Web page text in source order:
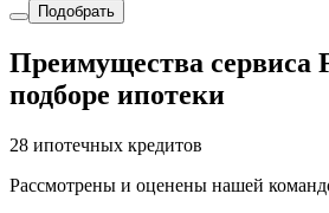
Подобрать
Преимущества сервиса
подборе ипотеки
28 ипотечных кредитов
Рассмотрены и оценены нашей